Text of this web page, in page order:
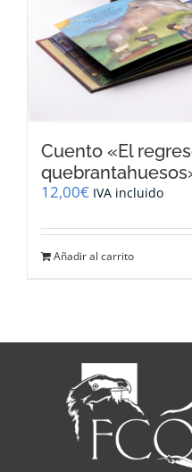
Cuento «El
12,00€ IVA incluido
Añadir al carrito